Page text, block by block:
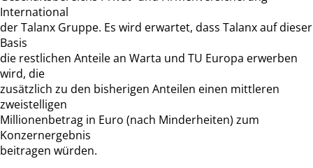
International
der Talanx Gruppe. Es wird erwartet, dass Talanx auf dieser
Basis
die restlichen Anteile an Warta und TU Europa erwerben
wird, die
zusätzlich zu den bisherigen Anteilen einen mittleren
zweistelligen
Millionenbetrag in Euro (nach Minderheiten) zum
Konzernergebnis
beitragen würden.